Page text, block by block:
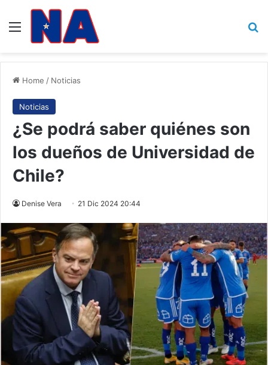
Menu
Home / Noticias
Noticias
¿Se podrá saber quiénes son
los dueños de Universidad de
Chile?
Denise Vera 21 Dic 2024 20:44